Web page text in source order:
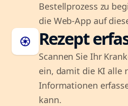
Bestellprozess zu
die Web-App auf
camera Rezept
Scannen Sie Ihr
ein, damit die KI alle
Informationen
kann.